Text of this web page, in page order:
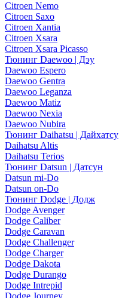
Citroen Nemo
Citroen Saxo
Citroen Xantia
Citroen Xsara
Citroen Xsara Picasso
Тюнинг Daewoo | Дэу
Daewoo Espero
Daewoo Gentra
Daewoo Leganza
Daewoo Matiz
Daewoo Nexia
Daewoo Nubira
Тюнинг Daihatsu | Дайхатсу
Daihatsu Altis
Daihatsu Terios
Тюнинг Datsun | Датсун
Datsun mi-Do
Datsun on-Do
Тюнинг Dodge | Додж
Dodge Avenger
Dodge Caliber
Dodge Caravan
Dodge Challenger
Dodge Charger
Dodge Dakota
Dodge Durango
Dodge Intrepid
Dodge Journey